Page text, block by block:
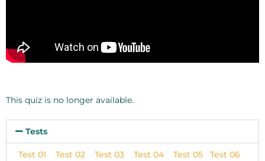
This quiz is no longer available.
Tests
Test 01 Test 02 Test 03 Test 04 Test 05
Test 06